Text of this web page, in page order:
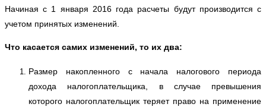
Начиная с 1 января 2016 года расчеты будут производится с
учетом принятых изменений.
Что касается самих изменений, то их два:
Размер накопленного с начала налогового периода
дохода налогоплательщика, в случае превышения
которого налогоплательщик теряет право на применение